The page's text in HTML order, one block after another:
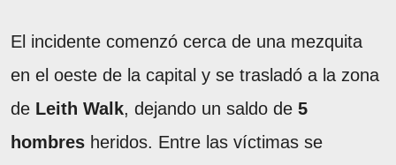
El incidente comenzó cerca de una mezquita
en el oeste de la capital y se trasladó a la zona
de Leith Walk, dejando un saldo de 5
hombres heridos. Entre las víctimas se